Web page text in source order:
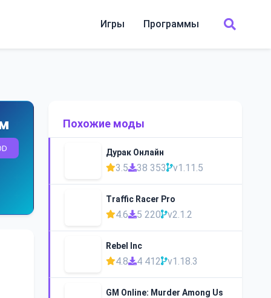
Игры Программы
Похожие моды
Дурак Онлайн
3.5 38 353 v1.11.5
Traffic Racer Pro
4.6 5 220 v2.1.2
Rebel Inc
4.8 4 412 v1.18.3
GM Online: Murder Among Us